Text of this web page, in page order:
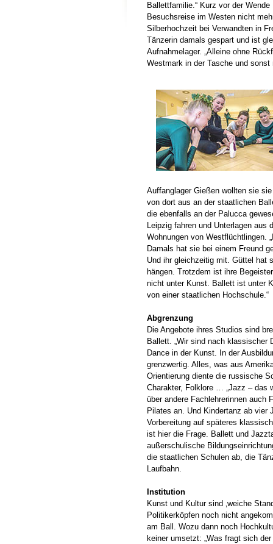
Ballettfamilie.“ Kurz vor der
Besuchsreise im Westen nicht
Silberhochzeit bei Verwandten in
Tänzerin damals gespart und ist
Aufnahmelager. „Alleine ohne
Westmark in der Tasche und sonst
Auffanglager Gießen wollten sie
von dort aus an der staatlichen
die ebenfalls an der Palucca
Leipzig fahren und Unterlagen aus
Wohnungen von Westflüchtlingen.
Damals hat sie bei einem Freund
Und ihr gleichzeitig mit. Güttel hat
hängen. Trotzdem ist ihre
nicht unter Kunst. Ballett ist unter
von einer staatlichen Hochschule.“
Abgrenzung
Die Angebote ihres Studios sind
Ballett. „Wir sind nach klassischer
Dance in der Kunst. In der
grenzwertig. Alles, was aus
Orientierung diente die russische
Charakter, Folklore … „Jazz – das
über andere Fachlehrerinnen auch
Pilates an. Und Kindertanz ab vier
Vorbereitung auf späteres
ist hier die Frage. Ballett und
außerschulische
die staatlichen Schulen ab, die
Laufbahn.
Institution
Kunst und Kultur sind ‚weiche
Politikerköpfen noch nicht
am Ball. Wozu dann noch
keiner umsetzt: „Was fragt sich